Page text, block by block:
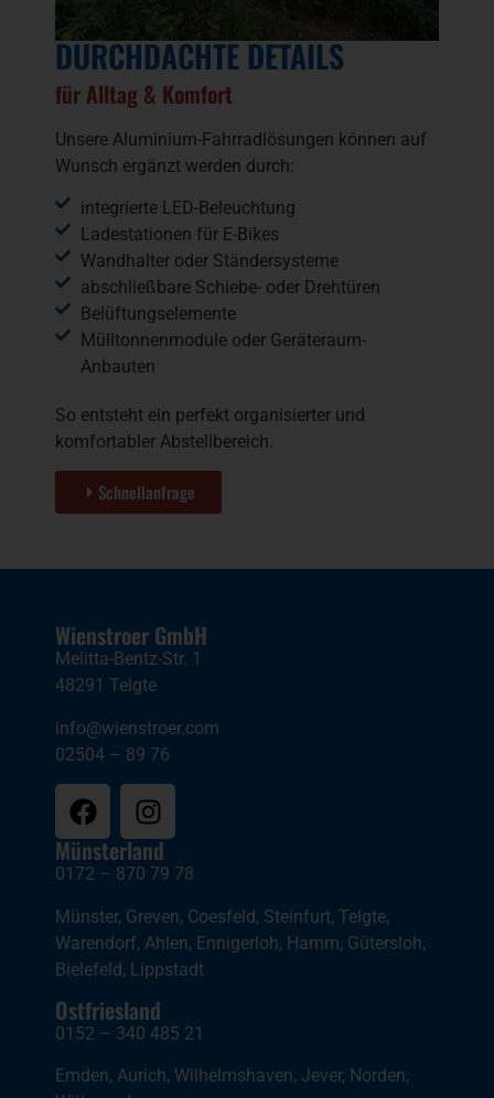
DURCHDACHTE DETAILS
für Alltag & Komfort
Unsere Aluminium-Fahrradlösungen können auf
Wunsch ergänzt werden durch:
integrierte LED-Beleuchtung
Ladestationen für E-Bikes
Wandhalter oder Ständersysteme
abschließbare Schiebe- oder Drehtüren
Belüftungselemente
Mülltonnenmodule oder Geräteraum-
Anbauten
So entsteht ein perfekt organisierter und
komfortabler Abstellbereich.
Schnellanfrage
Wienstroer GmbH
Melitta-Bentz-Str. 1
48291 Telgte
info@wienstroer.com
02504 – 89 76
Münsterland
0172 – 870 79 78
Münster, Greven, Coesfeld, Steinfurt, Telgte,
Warendorf, Ahlen, Ennigerloh, Hamm, Gütersloh,
Bielefeld, Lippstadt
Ostfriesland
0152 – 340 485 21
Emden, Aurich, Wilhelmshaven, Jever, Norden,